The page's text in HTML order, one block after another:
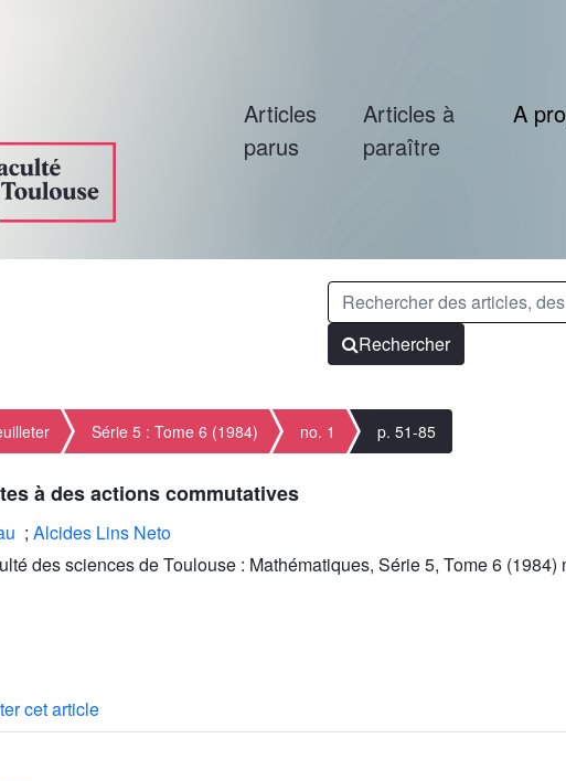
Articles
parus
Articles à
paraître
A
Rechercher
Série 5 : Tome 6 (1984) no. 1 p. 51-85
à des actions commutatives
; Alcides Lins Neto
des sciences de Toulouse : Mathématiques, Série 5, Tome 6 (1984)
cet article